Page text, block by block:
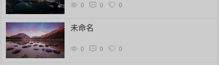
0 0 0
未命名
0 0 0